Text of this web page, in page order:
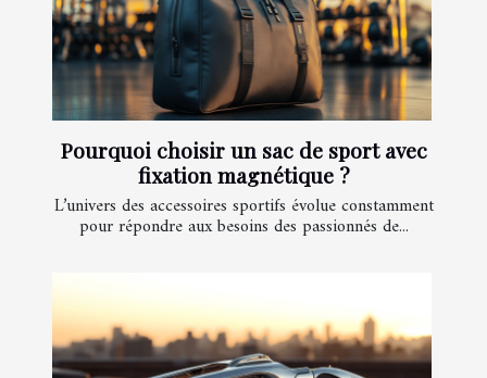
Pourquoi choisir un sac de sport avec
fixation magnétique ?
L’univers des accessoires sportifs évolue constamment
pour répondre aux besoins des passionnés de...